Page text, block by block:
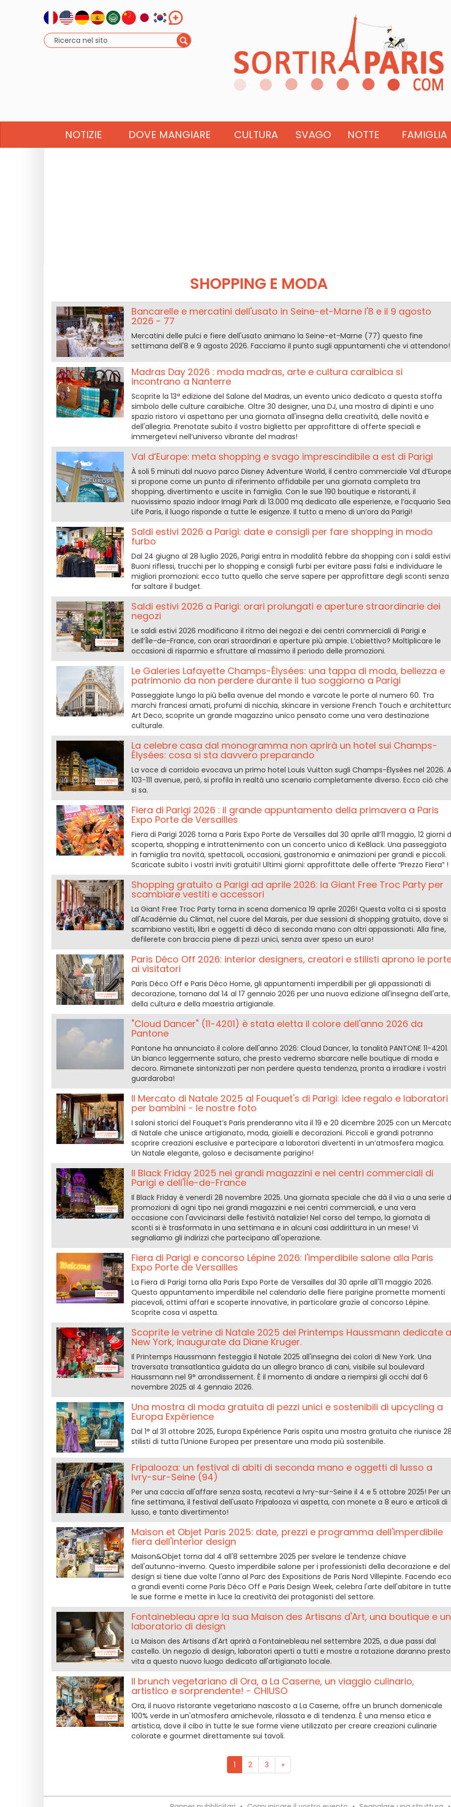
NOTIZIE DOVE MANGIARE CULTURA SVAGO NOTTE FAMIGLIA
SHOPPING E MODA
Bancarelle e mercatini dell'usato in Seine-et-Marne l'8 e il 9 agosto
2026 - 77
Mercatini delle pulci e fiere dell'usato animano la Seine-et-Marne (77) questo fine
settimana dell'8 e 9 agosto 2026. Facciamo il punto sugli appuntamenti che vi attendono!
Madras Day 2026 : moda madras, arte e cultura caraibica si
incontrano a Nanterre
Scoprite la 13ª edizione del Salone del Madras, un evento unico dedicato a questa stoffa
simbolo delle culture caraibiche. Oltre 30 designer, una DJ, una mostra di dipinti e uno
spazio ristoro vi aspettano per una giornata all'insegna della creatività, delle novità e
dell'allegria. Prenotate subito il vostro biglietto per approfittare di offerte speciali e
immergetevi nell’universo vibrante del madras!
Val d’Europe: meta shopping e svago imprescindibile a est di Parigi
À soli 5 minuti dal nuovo parco Disney Adventure World, il centro commerciale Val
si propone come un punto di riferimento affidabile per una giornata completa tra
shopping, divertimento e uscite in famiglia. Con le sue 190 boutique e ristoranti, il
nuovissimo spazio indoor Imagi Park di 13.000 mq dedicato alle esperienze, e l’acquario Sea
Life Paris, il luogo risponde a tutte le esigenze. Il tutto a meno di un’ora da Parigi!
Saldi estivi 2026 a Parigi: date e consigli per fare shopping in modo
furbo
Dal 24 giugno al 28 luglio 2026, Parigi entra in modalità febbre da shopping con i saldi
Buoni riflessi, trucchi per lo shopping e consigli furbi per evitare passi falsi e individuare le
migliori promozioni: ecco tutto quello che serve sapere per approfittare degli sconti senza
far saltare il budget.
Saldi estivi 2026 a Parigi: orari prolungati e aperture straordinarie dei
negozi
Le saldi estivi 2026 modificano il ritmo dei negozi e dei centri commerciali di Parigi e
dell’Île-de-France, con orari straordinari e aperture più ampie. L’obiettivo? Moltiplicare le
occasioni di risparmio e sfruttare al massimo il periodo delle promozioni.
Le Galeries Lafayette Champs-Élysées: una tappa di moda, bellezza e
patrimonio da non perdere durante il tuo soggiorno a Parigi
Passeggiate lungo la più bella avenue del mondo e varcate le porte al numero 60. Tra
marchi francesi amati, profumi di nicchia, skincare in versione French Touch e
Art Deco, scoprite un grande magazzino unico pensato come una vera destinazione
culturale.
La celebre casa dal monogramma non aprirà un hotel sui Champs-
Élysées: cosa si sta davvero preparando
La voce di corridoio evocava un primo hotel Louis Vuitton sugli Champs-Élysées nel 2026.
103-111 avenue, però, si profila in realtà uno scenario completamente diverso. Ecco ciò che
si sa.
Fiera di Parigi 2026 : il grande appuntamento della primavera a Paris
Expo Porte de Versailles
Fiera di Parigi 2026 torna a Paris Expo Porte de Versailles dal 30 aprile all’11 maggio, 12 giorni
scoperta, shopping e intrattenimento con un concerto unico di KeBlack. Una passeggiata
in famiglia tra novità, spettacoli, occasioni, gastronomia e animazioni per grandi e piccoli.
Scaricate subito i vostri inviti gratuiti! Ultimi giorni: approfittate delle offerte “Prezzo Fiera” !
Shopping gratuito a Parigi ad aprile 2026: la Giant Free Troc Party per
scambiare vestiti e accessori
La Giant Free Troc Party torna in scena domenica 19 aprile 2026! Questa volta ci si sposta
all'Académie du Climat, nel cuore del Marais, per due sessioni di shopping gratuito, dove si
scambiano vestiti, libri e oggetti di déco di seconda mano con altri appassionati. Alla fine,
defilerete con braccia piene di pezzi unici, senza aver speso un euro!
Paris Déco Off 2026: interior designers, creatori e stilisti aprono le
ai visitatori
Paris Déco Off e Paris Déco Home, gli appuntamenti imperdibili per gli appassionati di
decorazione, tornano dal 14 al 17 gennaio 2026 per una nuova edizione all'insegna dell'arte,
della cultura e della maestria artigianale.
"Cloud Dancer" (11-4201) è stata eletta il colore dell'anno 2026 da
Pantone
Pantone ha annunciato il colore dell'anno 2026: Cloud Dancer, la tonalità PANTONE 11-4201.
Un bianco leggermente saturo, che presto vedremo sbarcare nelle boutique di moda e
decoro. Rimanete sintonizzati per non perdere questa tendenza, pronta a irradiare i vostri
guardaroba!
Il Mercato di Natale 2025 al Fouquet's di Parigi: idee regalo e laboratori
per bambini - le nostre foto
I saloni storici del Fouquet’s Paris prenderanno vita il 19 e 20 dicembre 2025 con un
di Natale che unisce artigianato, moda, gioielli e decorazioni. Piccoli e grandi potranno
scoprire creazioni esclusive e partecipare a laboratori divertenti in un’atmosfera magica.
Un Natale elegante, goloso e decisamente parigino!
Il Black Friday 2025 nei grandi magazzini e nei centri commerciali di
Parigi e dell'Île-de-France
Il Black Friday è venerdì 28 novembre 2025. Una giornata speciale che dà il via a una serie
promozioni di ogni tipo nei grandi magazzini e nei centri commerciali, e una vera
occasione con l'avvicinarsi delle festività natalizie! Nel corso del tempo, la giornata di
sconti si è trasformata in una settimana e in alcuni casi addirittura in un mese! Vi
segnaliamo gli indirizzi che partecipano all'operazione.
Fiera di Parigi e concorso Lépine 2026: l'imperdibile salone alla Paris
Expo Porte de Versailles
La Fiera di Parigi torna alla Paris Expo Porte de Versailles dal 30 aprile all'11 maggio 2026.
Questo appuntamento imperdibile nel calendario delle fiere parigine promette momenti
piacevoli, ottimi affari e scoperte innovative, in particolare grazie al concorso Lépine.
Scoprite cosa vi aspetta.
Scoprite le vetrine di Natale 2025 del Printemps Haussmann dedicate a
New York, inaugurate da Diane Kruger.
Il Printemps Haussmann festeggia il Natale 2025 all'insegna dei colori di New York. Una
traversata transatlantica guidata da un allegro branco di cani, visibile sul boulevard
Haussmann nel 9° arrondissement. È il momento di andare a riempirsi gli occhi dal 6
novembre 2025 al 4 gennaio 2026.
Una mostra di moda gratuita di pezzi unici e sostenibili di upcycling a
Europa Expérience
Dal 1° al 31 ottobre 2025, Europa Expérience Paris ospita una mostra gratuita che riunisce
stilisti di tutta l'Unione Europea per presentare una moda più sostenibile.
Fripalooza: un festival di abiti di seconda mano e oggetti di lusso a
Ivry-sur-Seine (94)
Per una caccia all'affare senza sosta, recatevi a Ivry-sur-Seine il 4 e 5 ottobre 2025! Per un
fine settimana, il festival dell'usato Fripalooza vi aspetta, con monete a 8 euro e articoli di
lusso, e tanto divertimento!
Maison et Objet Paris 2025: date, prezzi e programma dell'imperdibile
fiera dell'interior design
Maison&Objet torna dal 4 all'8 settembre 2025 per svelare le tendenze chiave
dell'autunno-inverno. Questo imperdibile salone per i professionisti della decorazione e del
design si tiene due volte l'anno al Parc des Expositions de Paris Nord Villepinte. Facendo eco
a grandi eventi come Paris Déco Off e Paris Design Week, celebra l'arte dell'abitare in tutte
le sue forme e mette in luce la creatività dei protagonisti del settore.
Fontainebleau apre la sua Maison des Artisans d'Art, una boutique e un
laboratorio di design
La Maison des Artisans d'Art aprirà a Fontainebleau nel settembre 2025, a due passi dal
castello. Un negozio di design, laboratori aperti a tutti e mostre a rotazione daranno presto
vita a questo nuovo luogo dedicato all'artigianato locale.
Il brunch vegetariano di Ora, a La Caserne, un viaggio culinario,
artistico e sorprendente! - CHIUSO
Ora, il nuovo ristorante vegetariano nascosto a La Caserne, offre un brunch domenicale
100% verde in un'atmosfera amichevole, rilassata e di tendenza. È una mensa etica e
artistica, dove il cibo in tutte le sue forme viene utilizzato per creare creazioni culinarie
colorate e gourmet direttamente sui tavoli.
1 2 3 »